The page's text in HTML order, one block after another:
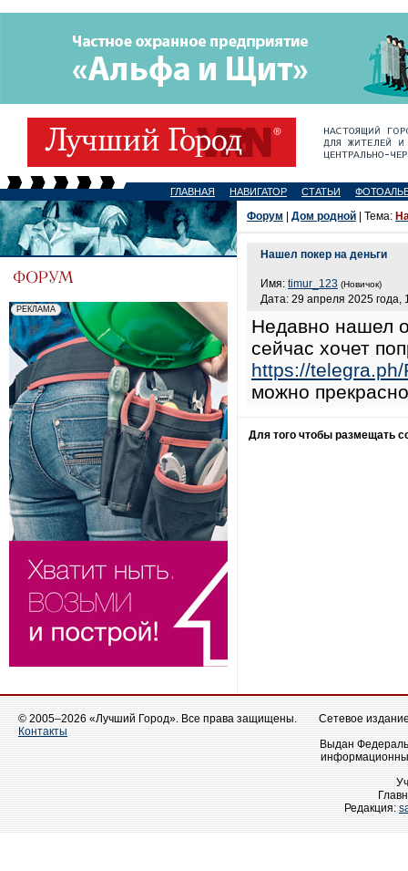
ГЛАВНАЯ НАВИГАТОР СТАТЬИ
Форум Дом родной | Тема:
Нашел покер на деньги
Имя: timur_123 (Новичок)
Дата: 29 апреля 2025 года,
Недавно нашел
сейчас хочет
https://
можно
Для того чтобы размещать
© 2005–2026 «Лучший Город». Все права защищены.
Контакты
Сетевое
Выдан
Редакция: